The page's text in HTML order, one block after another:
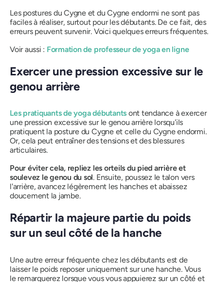
Les postures du Cygne et du Cygne endormi ne sont pas
faciles à réaliser, surtout pour les débutants. De ce fait, des
erreurs peuvent survenir. Voici quelques erreurs fréquentes.
Voir aussi : Formation de professeur de yoga en ligne
Exercer une pression excessive sur le
genou arrière
Les pratiquants de yoga débutants ont tendance à exercer
une pression excessive sur le genou arrière lorsqu'ils
pratiquent la posture du Cygne et celle du Cygne endormi.
Or, cela peut entraîner des tensions et des blessures
articulaires.
Pour éviter cela, repliez les orteils du pied arrière et
soulevez le genou du sol. Ensuite, poussez le talon vers
l'arrière, avancez légèrement les hanches et abaissez
doucement la jambe.
Répartir la majeure partie du poids
sur un seul côté de la hanche
Une autre erreur fréquente chez les débutants est de
laisser le poids reposer uniquement sur une hanche. Vous
le remarquerez lorsque vous vous appuierez sur un côté et